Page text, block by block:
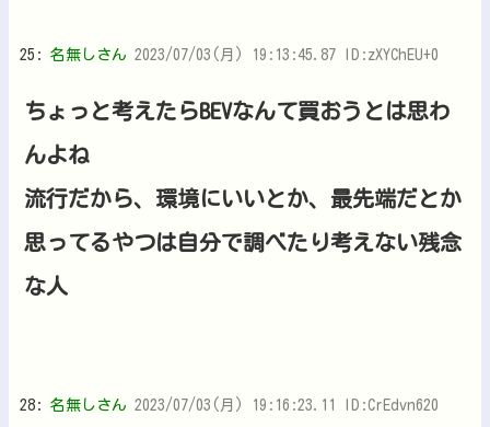
25: 名無しさん 2023/07/03(月) 19:13:45.87 ID:zXYChEU+0
ちょっと考えたらBEVなんて買おうとは思わ
んよね
流行だから、環境にいいとか、最先端だとか
思ってるやつは自分で調べたり考えない残念
な人
28: 名無しさん 2023/07/03(月) 19:16:23.11 ID:CrEdvn620